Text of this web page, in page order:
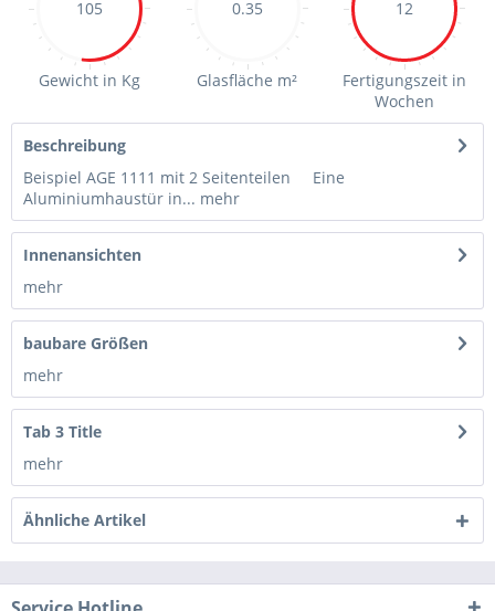
105
Gewicht in Kg
0.35
Glasfläche m²
12
Fertigungszeit in
Wochen
Beschreibung
Beispiel AGE 1111 mit 2 Seitenteilen Eine
Aluminiumhaustür in... mehr
Innenansichten
mehr
baubare Größen
mehr
Tab 3 Title
mehr
Ähnliche Artikel